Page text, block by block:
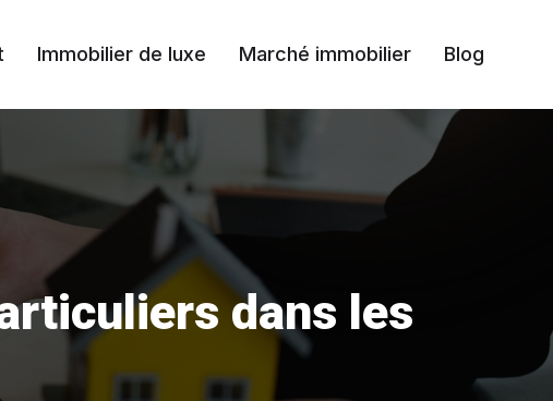
Immobilier de luxe Marché immobilier Blog
dans les